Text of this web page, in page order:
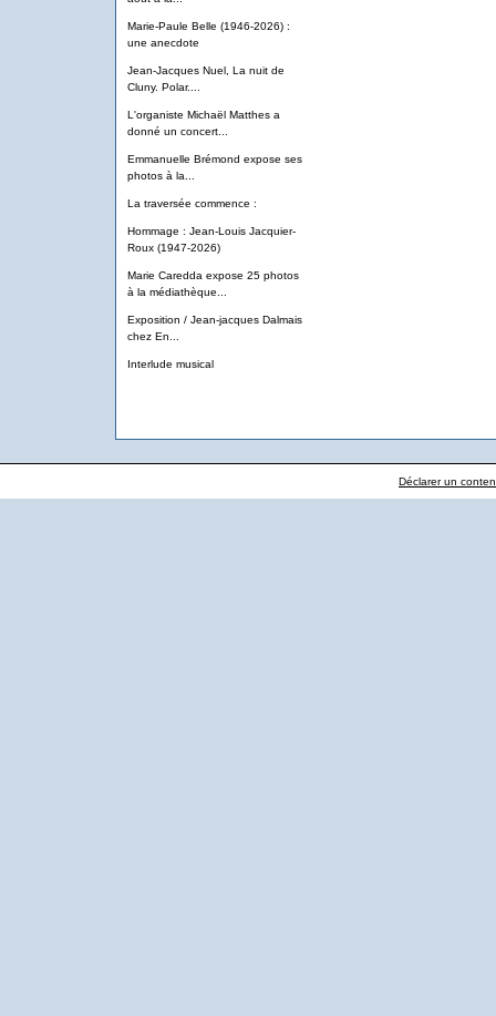
Marie-Paule Belle (1946-2026) :
une anecdote
Jean-Jacques Nuel, La nuit de
Cluny. Polar....
L'organiste Michaël Matthes a
donné un concert...
Emmanuelle Brémond expose ses
photos à la...
La traversée commence :
Hommage : Jean-Louis Jacquier-
Roux (1947-2026)
Marie Caredda expose 25 photos
à la médiathèque...
Exposition / Jean-jacques Dalmais
chez En...
Interlude musical
Déclarer un